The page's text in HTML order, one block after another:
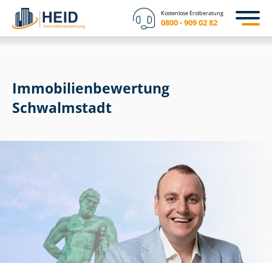
Kostenlose Erstberatung
0800 - 909 02 82
Immobilien­bewertung
Schwalmstadt